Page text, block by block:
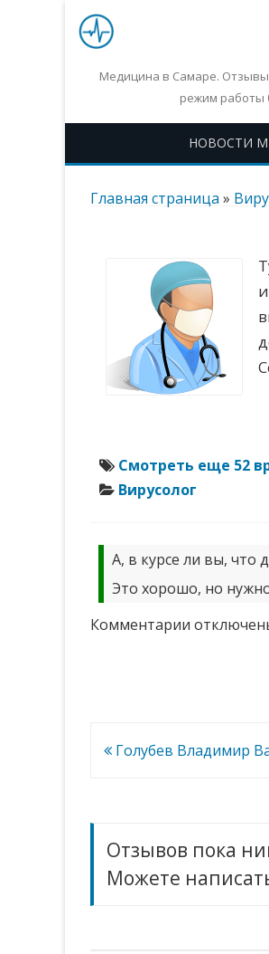
Медицина в Самаре. Отзывы
режим работы
НОВОСТИ
Главная страница »
Смотреть еще 52
Вирусолог
А, в курсе ли вы, что
Это хорошо, но
Комментарии к
Навигация
Голубев Владимир
Отзывов пока
Можете